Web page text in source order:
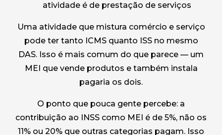
atividade é de prestação de serviços
Uma atividade que mistura comércio e serviço
pode ter tanto ICMS quanto ISS no mesmo
DAS. Isso é mais comum do que parece — um
MEI que vende produtos e também instala
pagaria os dois.
O ponto que pouca gente percebe: a
contribuição ao INSS como MEI é de 5%, não os
11% ou 20% que outras categorias pagam. Isso